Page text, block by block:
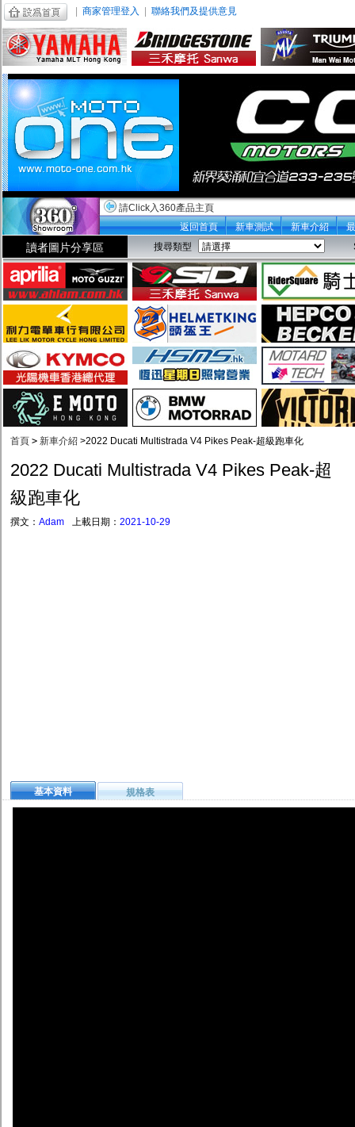
商家管理登入 聯絡我們及提供意見
請Click入360產品主頁
返回首頁
新車測試 新車介紹
讀者圖片分享區 搜尋類型
首頁 > 新車介紹 >2022 Ducati Multistrada V4 Pikes Peak-超級跑車化
2022 Ducati Multistrada V4 Pikes Peak-超
級跑車化
撰文： Adam 上載日期： 2021-10-29
基本資料 規格表